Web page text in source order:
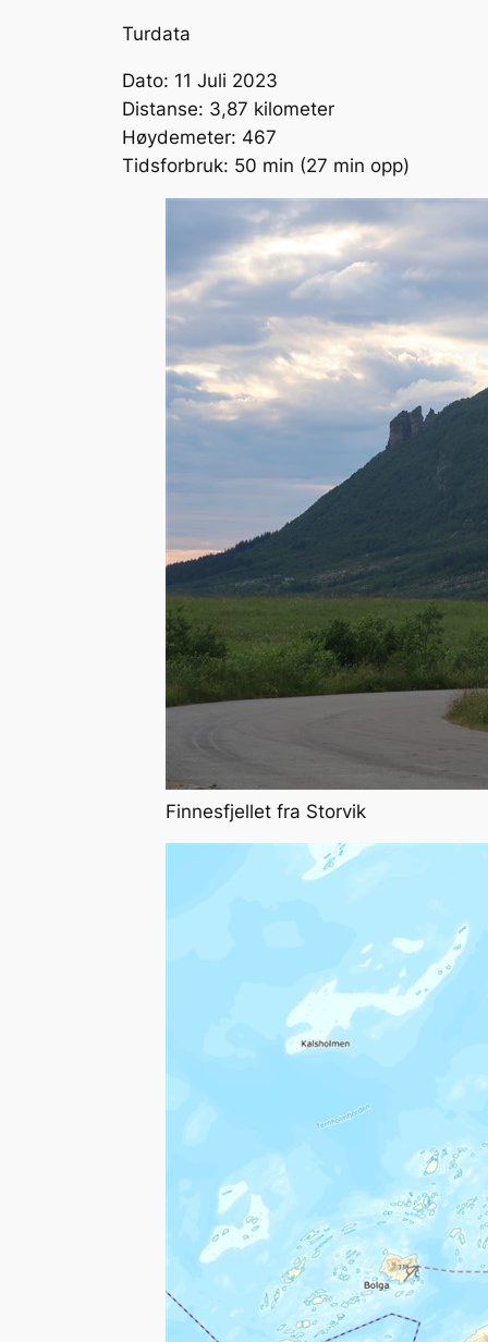
Turdata
Dato: 11 Juli 2023
Distanse: 3,87 kilometer
Høydemeter: 467
Tidsforbruk: 50 min (27 min opp)
Finnesfjellet fra Storvik